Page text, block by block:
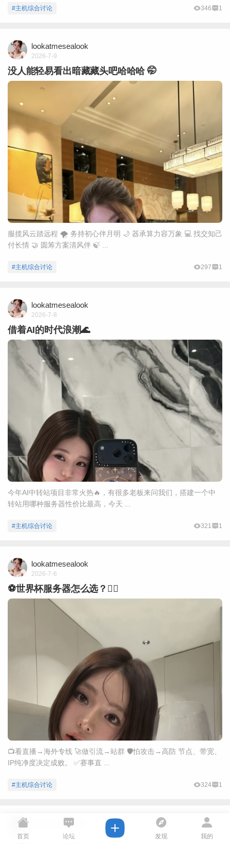
#主机综合讨论 346 1
lookatmesealook
2026-7-9
没人能轻易看出暗藏藏头吧哈哈哈 🤭
服揽风云踏远程 🌪 务持初心伴月明 🌙 器承算力容万象 💻 找交知己
付长情 🤝 圆筹方案清风伴 🍃 ...
#主机综合讨论 297 1
lookatmesealook
2026-7-8
借着AI的时代浪潮🌊
今年AI中转站项目非常火热🔥，有很多老板来问我们，搭建一个中
转站用哪种服务器性价比最高，今天 ...
#主机综合讨论 321 1
lookatmesealook
2026-7-6
⚽️世界杯服务器怎么选？👇🏻
📺看直播→海外专线 🚀做引流→站群 🛡怕攻击→高防 节点、带宽、
IP纯净度决定成败。 ✅赛事直 ...
#主机综合讨论 324 1
lookatmesealook
首页 论坛 发现 我的